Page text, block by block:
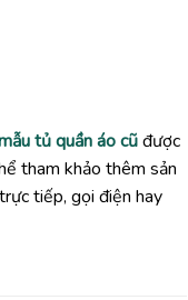
tủ quần áo cũđược
tham khảo thêm sản
tiếp, gọi điện hay